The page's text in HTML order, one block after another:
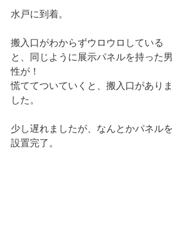
水戸に到着。
搬入口がわからずウロウロしている
と、同じように展示パネルを持った男
性が！
慌ててついていくと、搬入口がありま
した。
少し遅れましたが、なんとかパネルを
設置完了。